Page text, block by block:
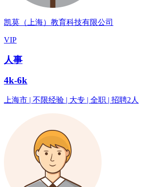
凯莫（上海）教育科技有限公司
VIP
人事
4k-6k
上海市 | 不限经验 | 大专 | 全职 | 招聘2人